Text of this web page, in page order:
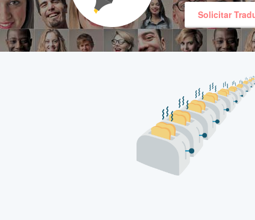
Solicitar